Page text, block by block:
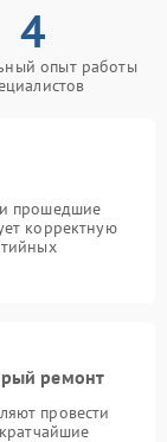
4
опыт работы
прошедшие
корректную
ремонт
провести